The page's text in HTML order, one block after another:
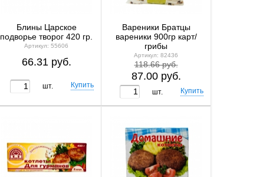
Блины Царское
подворье творог 420 гр.
Артикул: 55606
66.31 руб.
шт.
Вареники Братцы
вареники 900гр карт/
грибы
Артикул: 82436
118.66 руб.
87.00 руб.
шт.